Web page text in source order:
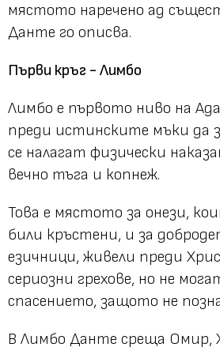
мястото наречено ад
Данте го описва.
Първи кръг - Лимбo
Лимбо е първото ниво на
преди истинските мъки да
се налагат физически
вечно тъга и копнеж.
Това е мястото за онези,
били кръстени, и за
езичници, живели преди
сериозни грехове, но не
спасението, защото не
В Лимбо Данте среща Омир,